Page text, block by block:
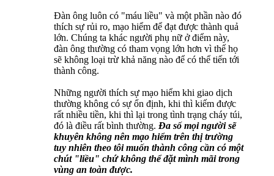
Đàn ông luôn có "máu liều" và một phần nào đó
thích sự rủi ro, mạo hiểm để đạt được thành quả
lớn. Chúng ta khác người phụ nữ ở điểm này,
đàn ông thường có tham vọng lớn hơn vì thế họ
sẽ không loại trừ khả năng nào để có thể tiến tới
thành công.
Những người thích sự mạo hiểm khi giao dịch
thường không có sự ổn định, khi thì kiếm được
rất nhiều tiền, khi thì lại trong tình trạng cháy túi,
đó là điều rất bình thường. Đa số mọi người sẽ
khuyên không nên mạo hiểm trên thị trường
tuy nhiên theo tôi muốn thành công cần có một
chút "liều" chứ không thể đặt mình mãi trong
vùng an toàn được.